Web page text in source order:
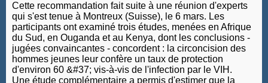
Cette recommandation fait suite à une réunion d'experts
qui s'est tenue à Montreux (Suisse), le 6 mars. Les
participants ont examiné trois études, menées en Afrique
du Sud, en Ouganda et au Kenya, dont les conclusions -
jugées convaincantes - concordent : la circoncision des
hommes jeunes leur confère un taux de protection
d'environ 60 &#37; vis-à-vis de l'infection par le VIH.
Une étude complémentaire a permis d'estimer que la